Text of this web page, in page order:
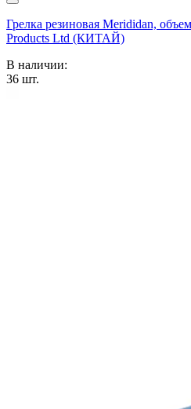
Грелка резиновая Merididan,
Products Ltd (КИТАЙ)
В наличии:
36 шт.